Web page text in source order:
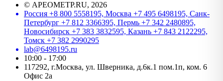
© АРЕОМЕТР.RU, 2026
Россия +8 800 5558195, Москва +7 495 6498195, Санк-
Петербург +7 812 3366395, Пермь +7 342 2480895,
Новосибирск +7 383 3832595, Казань +7 843 2122295,
Томск +7 382 2990295
lab@6498195.ru
10:00 - 17:00
117292, г.Москва, ул. Шверника, д.6к.1 пом.1п, ком. 6
Офис 2а